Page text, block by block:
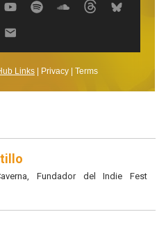
Fundador del Indie Fest